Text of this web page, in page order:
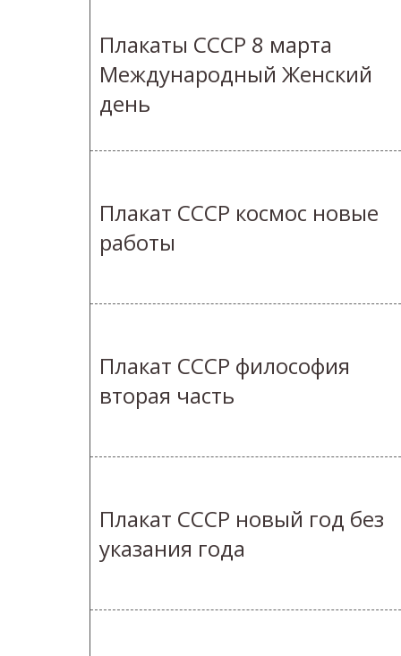
Плакаты СССР 8 марта
Международный Женский
день
Плакат СССР космос новые
работы
Плакат СССР философия
вторая часть
Плакат СССР новый год без
указания года